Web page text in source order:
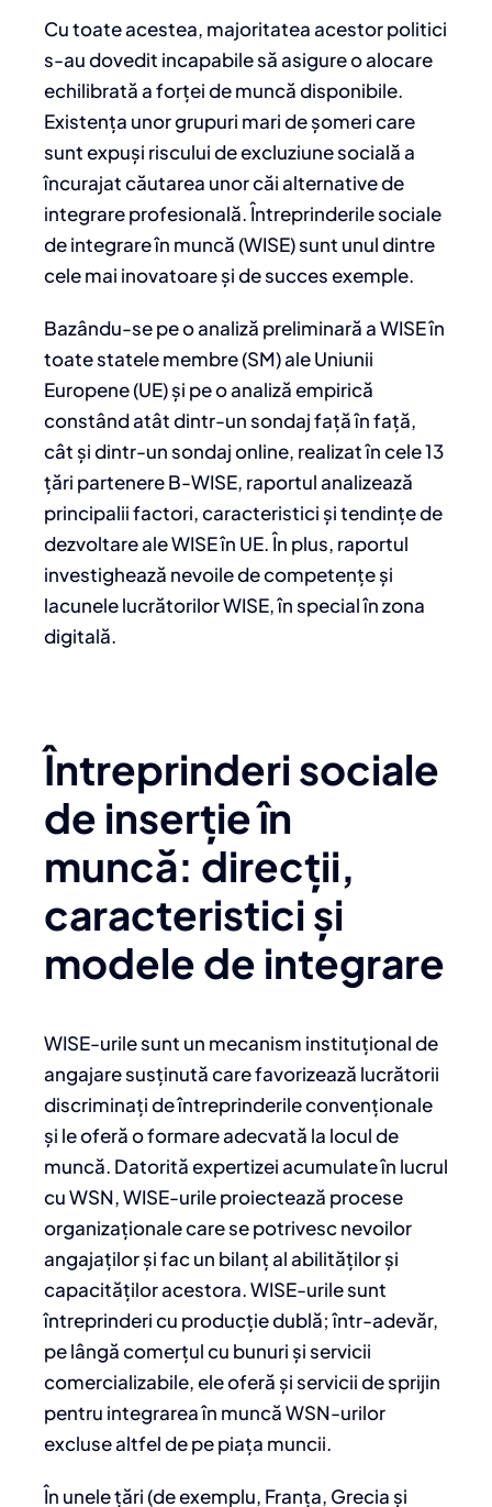
Cu toate acestea, majoritatea acestor politici
s-au dovedit incapabile să asigure o alocare
echilibrată a forței de muncă disponibile.
Existența unor grupuri mari de șomeri care
sunt expuși riscului de excluziune socială a
încurajat căutarea unor căi alternative de
integrare profesională. Întreprinderile sociale
de integrare în muncă (WISE) sunt unul dintre
cele mai inovatoare și de succes exemple.
Bazându-se pe o analiză preliminară a WISE în
toate statele membre (SM) ale Uniunii
Europene (UE) și pe o analiză empirică
constând atât dintr-un sondaj față în față,
cât și dintr-un sondaj online, realizat în cele 13
țări partenere B-WISE, raportul analizează
principalii factori, caracteristici și tendințe de
dezvoltare ale WISE în UE. În plus, raportul
investighează nevoile de competențe și
lacunele lucrătorilor WISE, în special în zona
digitală.
Întreprinderi sociale
de inserție în
muncă: direcții,
caracteristici și
modele de integrare
WISE-urile sunt un mecanism instituțional de
angajare susținută care favorizează lucrătorii
discriminați de întreprinderile convenționale
și le oferă o formare adecvată la locul de
muncă. Datorită expertizei acumulate în lucrul
cu WSN, WISE-urile proiectează procese
organizaționale care se potrivesc nevoilor
angajaților și fac un bilanț al abilităților și
capacităților acestora. WISE-urile sunt
întreprinderi cu producție dublă; într-adevăr,
pe lângă comerțul cu bunuri și servicii
comercializabile, ele oferă și servicii de sprijin
pentru integrarea în muncă WSN-urilor
excluse altfel de pe piața muncii.
În unele țări (de exemplu, Franța, Grecia și